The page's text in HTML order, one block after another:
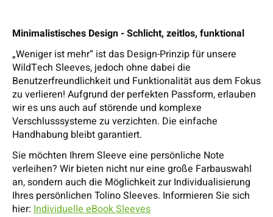
Minimalistisches Design - Schlicht, zeitlos, funktional
„Weniger ist mehr“ ist das Design-Prinzip für unsere
WildTech Sleeves, jedoch ohne dabei die
Benutzerfreundlichkeit und Funktionalität aus dem Fokus
zu verlieren! Aufgrund der perfekten Passform, erlauben
wir es uns auch auf störende und komplexe
Verschlusssysteme zu verzichten. Die einfache
Handhabung bleibt garantiert.
Sie möchten Ihrem Sleeve eine persönliche Note
verleihen? Wir bieten nicht nur eine große Farbauswahl
an, sondern auch die Möglichkeit zur Individualisierung
Ihres persönlichen Tolino Sleeves. Informieren Sie sich
hier: Individuelle eBook Sleeves